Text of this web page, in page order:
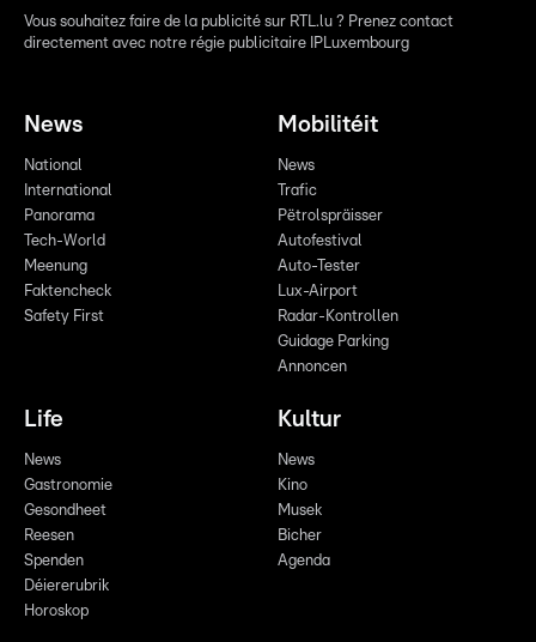
Vous souhaitez faire de la publicité sur RTL.lu ? Prenez contact
directement avec notre régie publicitaire IPLuxembourg
News
National
International
Panorama
Tech-World
Meenung
Faktencheck
Safety First
Mobilitéit
News
Trafic
Pëtrolspräisser
Autofestival
Auto-Tester
Lux-Airport
Radar-Kontrollen
Guidage Parking
Annoncen
Life
News
Gastronomie
Gesondheet
Reesen
Spenden
Déiererubrik
Horoskop
Kultur
News
Kino
Musek
Bicher
Agenda